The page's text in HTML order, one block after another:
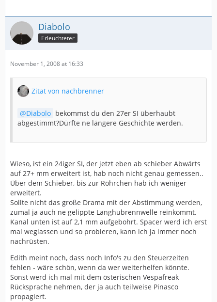
Diabolo
Erleuchteter
November 1, 2008 at 16:33
Zitat von nachbrenner
Diabolo bekommst du den 27er SI überhaubt
abgestimmt?Dürfte ne längere Geschichte werden.
Wieso, ist ein 24iger SI, der jetzt eben ab schieber Abwärts
auf 27+ mm erweitert ist, hab noch nicht genau gemessen..
Über dem Schieber, bis zur Röhrchen hab ich weniger
erweitert.
Sollte nicht das große Drama mit der Abstimmung werden,
zumal ja auch ne gelippte Langhubrennwelle reinkommt.
Kanal unten ist auf 2,1 mm aufgebohrt. Spacer werd ich erst
mal weglassen und so probieren, kann ich ja immer noch
nachrüsten.
Edith meint noch, dass noch Info's zu den Steuerzeiten
fehlen - wäre schön, wenn da wer weiterhelfen könnte.
Sonst werd ich mal mit dem österischen Vespafreak
Rücksprache nehmen, der ja auch teilweise Pinasco
propagiert.